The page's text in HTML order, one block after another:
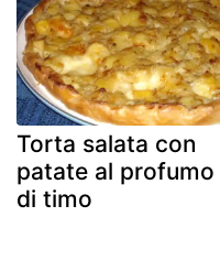
Torta salata con
patate al profumo
di timo